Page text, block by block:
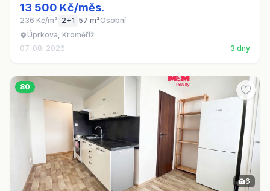
13 500 Kč/měs.
236 Kč/m² 2+1 57 m²Osobní
Úprkova, Kroměříž
07. 08. 2026
3 dny
80
6